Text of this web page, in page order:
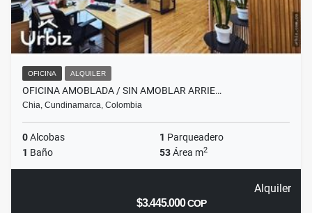
OFICINA ALQUILER
OFICINA AMOBLADA / SIN AMOBLAR ARRIE…
Chia, Cundinamarca, Colombia
0Alcobas 1 Parqueadero
1 Baño 53Área m2
Alquiler
$3.445.000COP